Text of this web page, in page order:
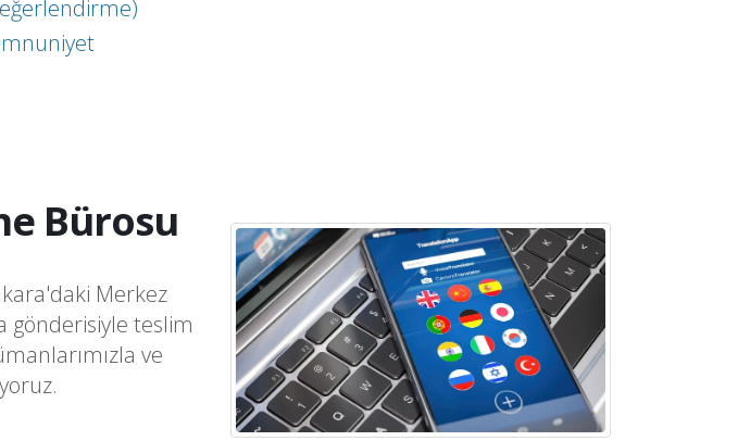
Bürosu
Merkez
gönderisiyle teslim
ve